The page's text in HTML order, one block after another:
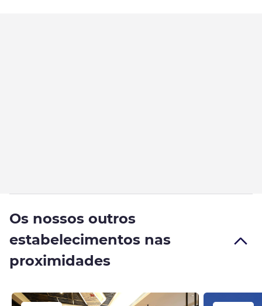
Os nossos outros
estabelecimentos nas
proximidades